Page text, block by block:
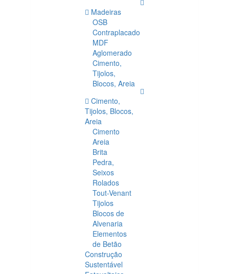
Madeiras
OSB
Contraplacado
MDF
Aglomerado
Cimento,
Tijolos,
Blocos, Areia
Cimento,
Tijolos, Blocos,
Areia
Cimento
Areia
Brita
Pedra,
Seixos
Rolados
Tout-Venant
Tijolos
Blocos de
Alvenaria
Elementos
de Betão
Construção
Sustentável